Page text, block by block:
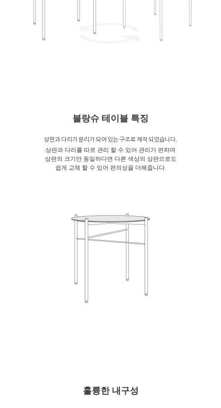
블랑슈 테이블 특징
상판과 다리가 분리가 되어 있는 구조로 제작 되었습니다.
상판과 다리를 따로 관리 할 수 있어 관리가 편하며
상판의 크기만 동일하다면 다른 색상의 상판으로도
쉽게 교체 할 수 있어 편의성을 더해줍니다.
훌륭한 내구성